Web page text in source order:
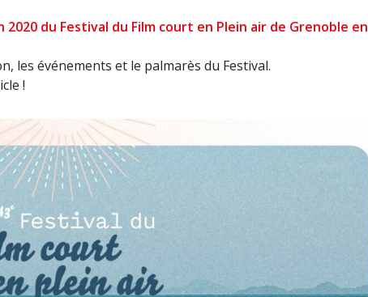
du Festival du Film court en Plein air de Grenoble en
les événements et le palmarès du Festival.
!